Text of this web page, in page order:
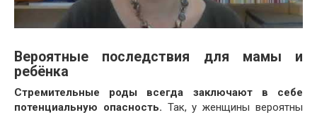
Вероятные последствия для мамы и
ребёнка
Стремительные роды всегда заключают в себе
потенциальную опасность. Так, у женщины вероятны